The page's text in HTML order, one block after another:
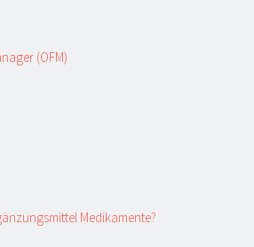
(OFM)
Medikamente?